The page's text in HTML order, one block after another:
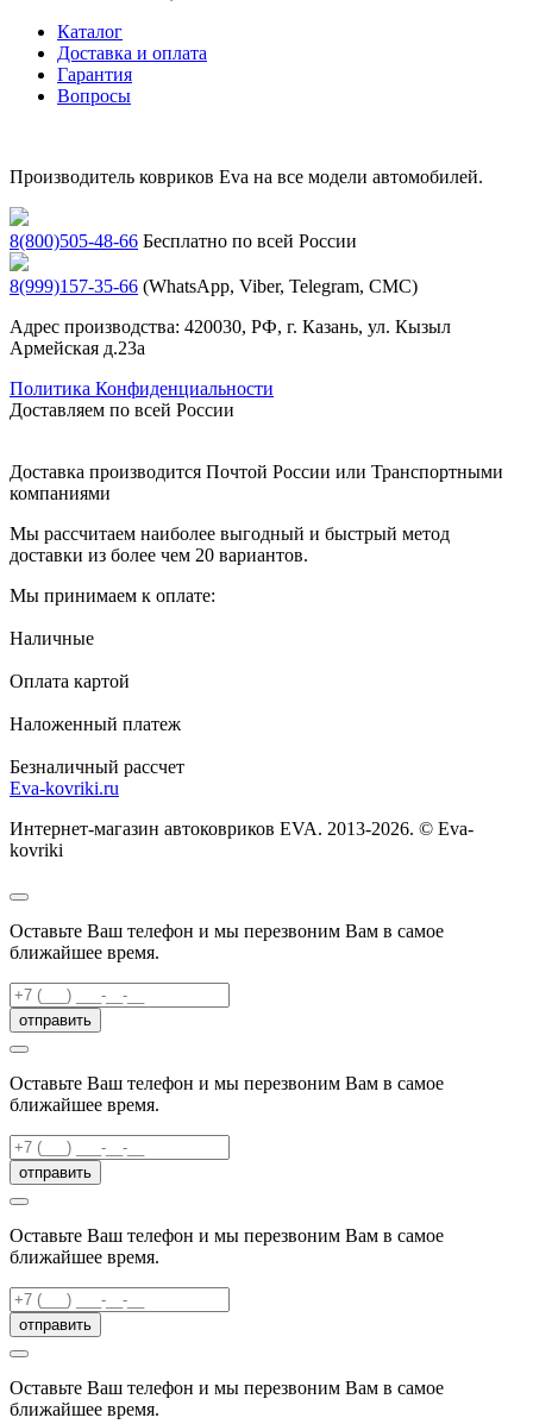
Каталог
Доставка и оплата
Гарантия
Вопросы
Производитель ковриков Eva на все модели автомобилей.
8(800)505-48-66 Бесплатно по всей России
8(999)157-35-66 (WhatsApp, Viber, Telegram, СМС)
Адрес производства: 420030, РФ, г. Казань, ул. Кызыл
Армейская д.23а
Политика Конфиденциальности
Доставляем по всей России
Доставка производится Почтой России или Транспортными
компаниями
Мы рассчитаем наиболее выгодный и быстрый метод
доставки из более чем 20 вариантов.
Мы принимаем к оплате:
Наличные
Оплата картой
Наложенный платеж
Безналичный рассчет
Eva-kovriki.ru
Интернет-магазин автоковриков EVA. 2013-2026. © Eva-
kovriki
Оставьте Ваш телефон и мы перезвоним Вам в самое
ближайшее время.
отправить
Оставьте Ваш телефон и мы перезвоним Вам в самое
ближайшее время.
отправить
Оставьте Ваш телефон и мы перезвоним Вам в самое
ближайшее время.
отправить
Оставьте Ваш телефон и мы перезвоним Вам в самое
ближайшее время.